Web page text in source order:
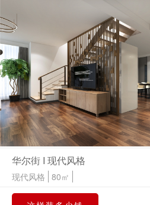
华尔街 I 现代风格
现代风格 80㎡